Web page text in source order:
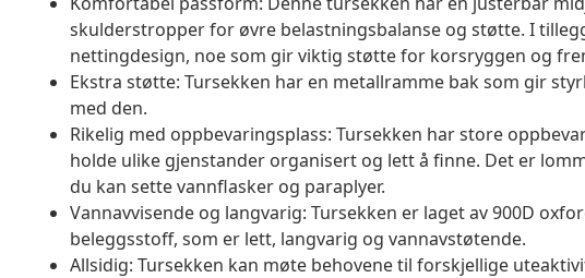
skulderstropper for øvre belastningsbalanse og støtte. I
nettingdesign, noe som gir viktig støtte for korsryggen og
Ekstra støtte: Tursekken har en metallramme bak som gir
med den.
Rikelig med oppbevaringsplass: Tursekken har store
holde ulike gjenstander organisert og lett å finne. Det er
du kan sette vannflasker og paraplyer.
Vannavvisende og langvarig: Tursekken er laget av 900D
beleggsstoff, som er lett, langvarig og vannavstøtende.
Allsidig: Tursekken kan møte behovene til forskjellige